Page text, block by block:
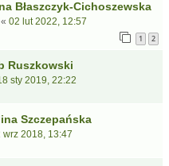
Błaszczyk-Cichoszewska
« 02 lut 2022, 12:57
1 2
Ruszkowski
sty 2019, 22:22
Szczepańska
wrz 2018, 13:47